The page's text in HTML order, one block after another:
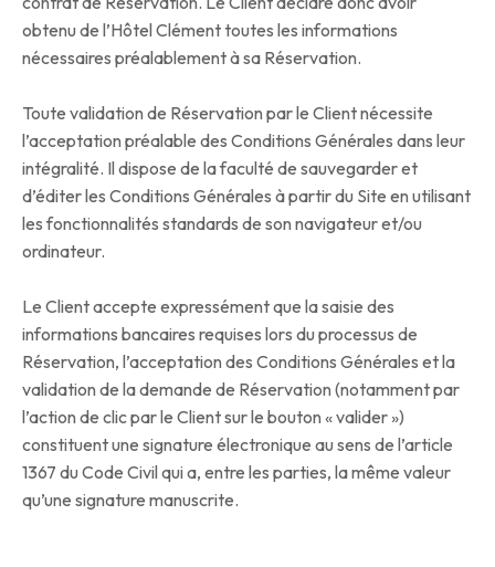
obtenu de l’Hôtel Clément toutes les informations
nécessaires préalablement à sa Réservation.
Toute validation de Réservation par le Client nécessite
l’acceptation préalable des Conditions Générales dans leur
intégralité. Il dispose de la faculté de sauvegarder et
d’éditer les Conditions Générales à partir du Site en utilisant
les fonctionnalités standards de son navigateur et/ou
ordinateur.
Le Client accepte expressément que la saisie des
informations bancaires requises lors du processus de
Réservation, l’acceptation des Conditions Générales et la
validation de la demande de Réservation (notamment par
l’action de clic par le Client sur le bouton « valider »)
constituent une signature électronique au sens de l’article
1367 du Code Civil qui a, entre les parties, la même valeur
qu’une signature manuscrite.